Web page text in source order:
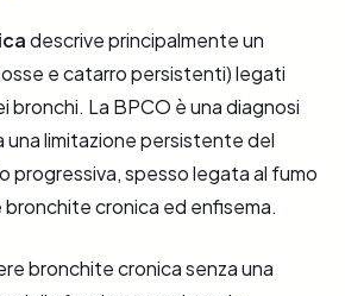
descrive principalmente un
e catarro persistenti) legati
bronchi. La BPCO è una diagnosi
una limitazione persistente del
progressiva, spesso legata al fumo
bronchite cronica ed enfisema.
bronchite cronica senza una